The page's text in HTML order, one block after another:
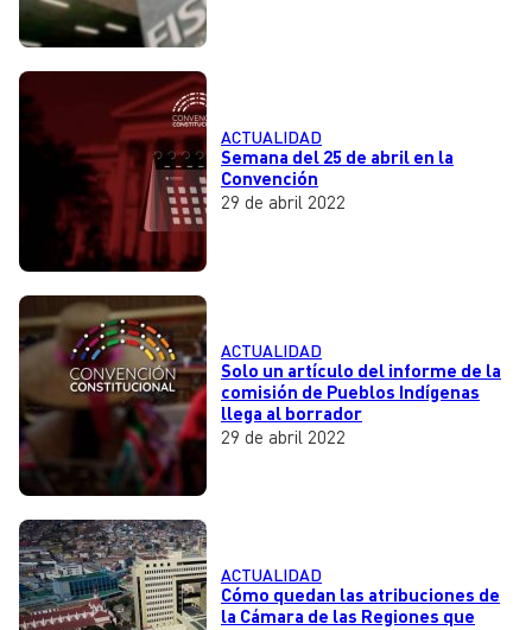
ACTUALIDAD
Semana del 25 de abril en la
Convención
29 de abril 2022
ACTUALIDAD
Solo un artículo del informe de la
comisión de Pueblos Indígenas
llega al borrador
29 de abril 2022
ACTUALIDAD
Cómo quedan las atribuciones de
la Cámara de las Regiones que